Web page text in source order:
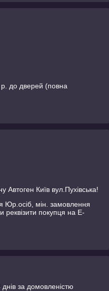
р. до дверей (повна
Автоген Київ вул.Пухівська!
Юр.осіб, мін. замовлення
реквізити покупця на Е-
за домовленістю